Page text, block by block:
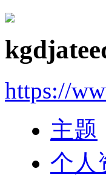
https://
主题
个人